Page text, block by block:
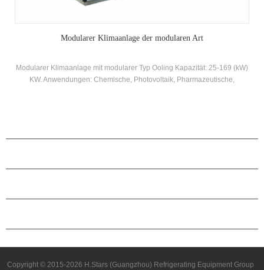
Konstante Temperatur- und Feuchtigkeitsklimaanlage
Konstante Temperatur- und Feuchtigkeitsklimaanlage Einführung: Der
Kühlwassereinlasstemperaturbereich beträgt 21 ~ 35 ° C, der
Elektronik, optische Geräte, Oberflächenbehandlung, Medizin und
Copyright © 2015-2026 H.Stars (Guangzhou) Refrigerating Equipment Group